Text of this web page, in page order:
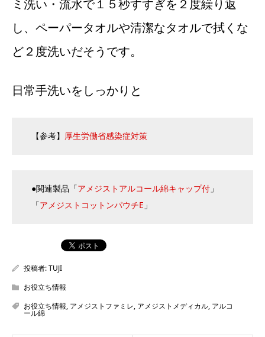
ミ洗い・流水で１５秒すすぎを２度繰り返
し、ペーパータオルや清潔なタオルで拭くな
ど２度洗いだそうです。
日常手洗いをしっかりと
【参考】 厚生労働省感染症対策
●関連製品「アメジストアルコール綿キャップ付 」
「アメジストコットンパウチE 」
投稿者:TUJI
お役立ち情報
お役立ち情報, アメジストファミレ, アメジストメディカル, アルコ
ール綿